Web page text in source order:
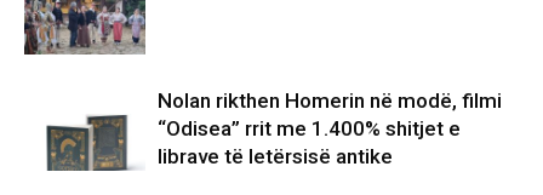
Nolan rikthen Homerin në modë, filmi
“Odisea” rrit me 1.400% shitjet e
librave të letërsisë antike